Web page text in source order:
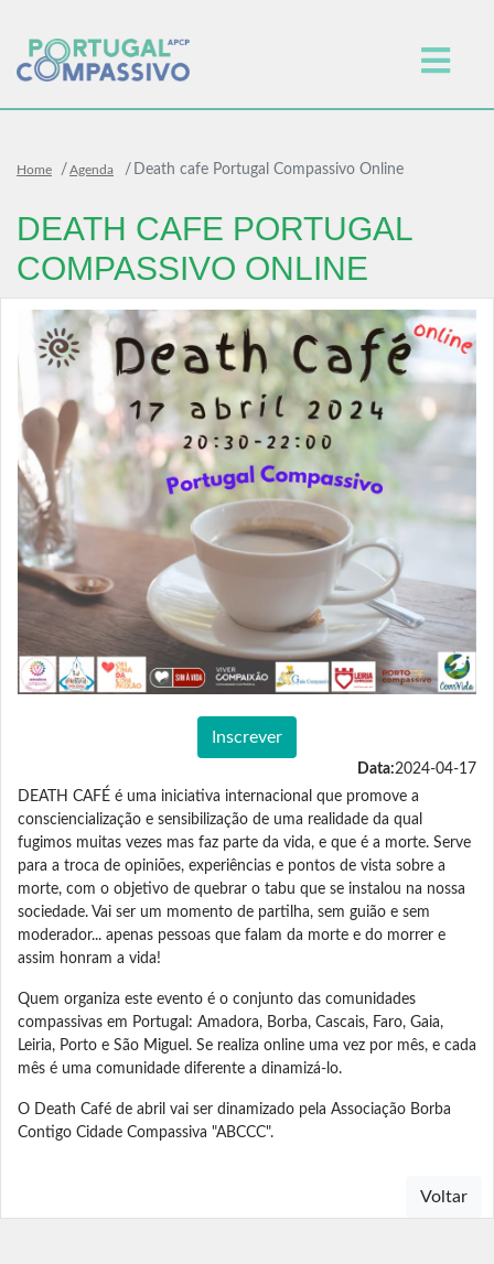
Home Agenda Death cafe Portugal Compassivo Online
DEATH CAFE PORTUGAL
COMPASSIVO ONLINE
Inscrever
Data:2024-04-17
DEATH CAFÉ é uma iniciativa internacional que promove a
consciencialização e sensibilização de uma realidade da qual
fugimos muitas vezes mas faz parte da vida, e que é a morte. Serve
para a troca de opiniões, experiências e pontos de vista sobre a
morte, com o objetivo de quebrar o tabu que se instalou na nossa
sociedade. Vai ser um momento de partilha, sem guião e sem
moderador... apenas pessoas que falam da morte e do morrer e
assim honram a vida!
Quem organiza este evento é o conjunto das comunidades
compassivas em Portugal: Amadora, Borba, Cascais, Faro, Gaia,
Leiria, Porto e São Miguel. Se realiza online uma vez por mês, e cada
mês é uma comunidade diferente a dinamizá-lo.
O Death Café de abril vai ser dinamizado pela Associação Borba
Contigo Cidade Compassiva "ABCCC".
Voltar